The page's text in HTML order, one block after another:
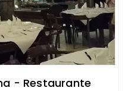
- Restaurante